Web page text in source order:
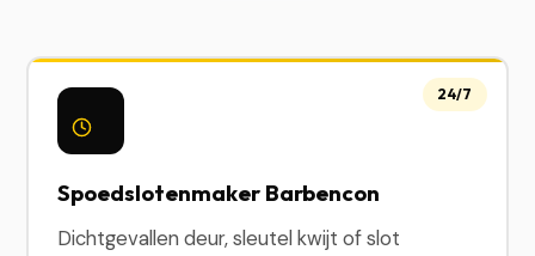
Spoedslotenmaker Barbencon
Dichtgevallen deur, sleutel kwijt of slot
24/7